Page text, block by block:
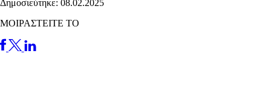
Δημοσιεύτηκε: 08.02.2025
ΜΟΙΡΑΣΤΕΙΤΕ ΤΟ